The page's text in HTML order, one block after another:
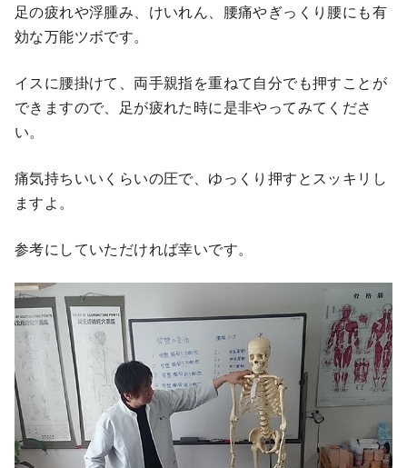
足の疲れや浮腫み、けいれん、腰痛やぎっくり腰にも有
効な万能ツボです。
イスに腰掛けて、両手親指を重ねて自分でも押すことが
できますので、足が疲れた時に是非やってみてくださ
い。
痛気持ちいいくらいの圧で、ゆっくり押すとスッキリし
ますよ。
参考にしていただければ幸いです。